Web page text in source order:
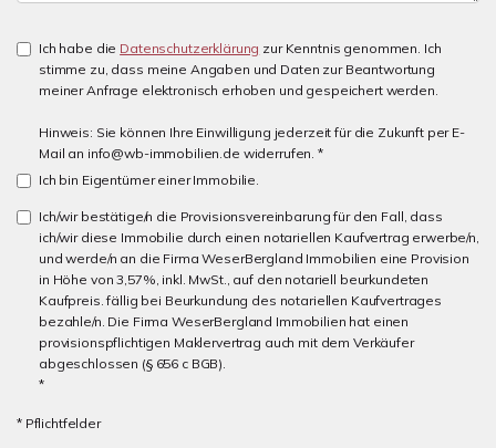
Ich habe die Datenschutzerklärung zur Kenntnis genommen. Ich
stimme zu, dass meine Angaben und Daten zur Beantwortung
meiner Anfrage elektronisch erhoben und gespeichert werden.
Hinweis: Sie können Ihre Einwilligung jederzeit für die Zukunft per E-
Mail an info@wb-immobilien.de widerrufen. *
Ich bin Eigentümer einer Immobilie.
Ich/wir bestätige/n die Provisionsvereinbarung für den Fall, dass
ich/wir diese Immobilie durch einen notariellen Kaufvertrag erwerbe/n,
und werde/n an die Firma WeserBergland Immobilien eine Provision
in Höhe von 3,57%, inkl. MwSt., auf den notariell beurkundeten
Kaufpreis. fällig bei Beurkundung des notariellen Kaufvertrages
bezahle/n. Die Firma WeserBergland Immobilien hat einen
provisionspflichtigen Maklervertrag auch mit dem Verkäufer
abgeschlossen (§ 656 c BGB).
*
* Pflichtfelder